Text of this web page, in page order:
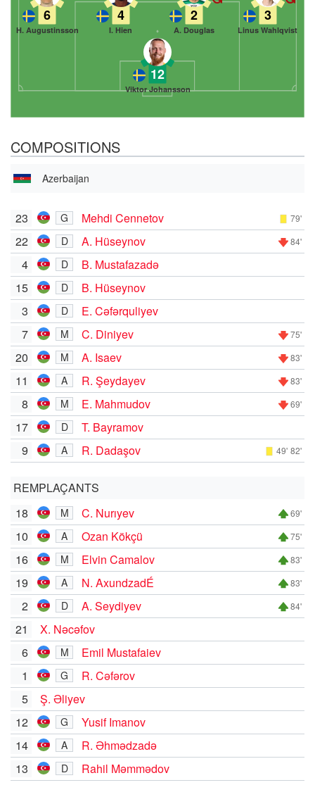
12
Viktor Johansson
6
H. Augustinsson
4
I. Hien
2
A. Douglas
3
Linus Wahlqvist
COMPOSITIONS
Azerbaijan
23 G Mehdi Cennetov 79'
22 D A. Hüseynov 84'
4 D
B. Mustafazadə
15
D
B. Hüseynov
3
D
E. Cəfərquliyev
7
M C. Diniyev 75'
20 M A. Isaev 83'
11 A R. Şeydayev 83'
8 M E. Mahmudov 69'
17 D
T. Bayramov
9
A R. Dadaşov 49' 82'
REMPLAÇANTS
18
M C. Nurıyev 69'
10 A Ozan Kökçü 75'
16 M Elvin Camalov 83'
19 A N. AxundzadÉ 83'
2 D A. Seydiyev 84'
21
X. Nəcəfov
6
M
Emil Mustafaiev
1
G
R. Cəfərov
5
Ş. Əliyev
12
G
Yusif Imanov
14
A
R. Əhmədzadə
13
D Rahil Məmmədov